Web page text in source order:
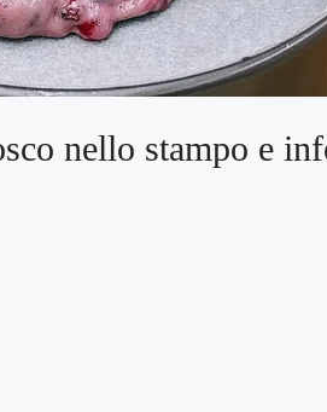
nello stampo e